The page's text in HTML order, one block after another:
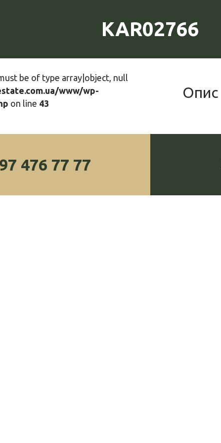
KAR02766
Опис
be of type array|object, null
www/wp-
on line 43
476 77 77